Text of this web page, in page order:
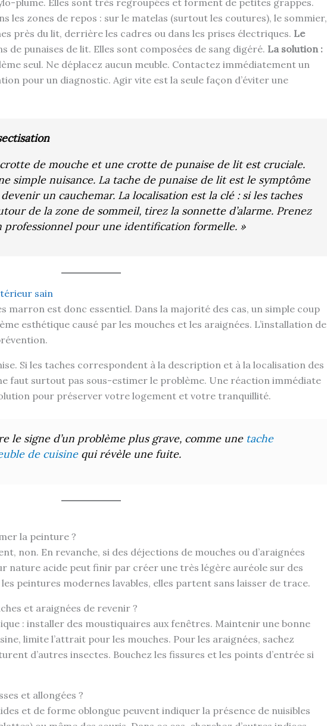
les zones de repos : sur le matelas (surtout les coutures), le sommier,
près du lit, derrière les cadres ou dans les prises électriques. Le
de punaises de lit. Elles sont composées de sang digéré. La solution :
seul. Ne déplacez aucun meuble. Contactez immédiatement un
pour un diagnostic. Agir vite est la seule façon d’éviter une
de mouche et une crotte de punaise de lit est cruciale.
simple nuisance. La tache de punaise de lit est le symptôme
un cauchemar. La localisation est la clé : si les taches
de la zone de sommeil, tirez la sonnette d’alarme. Prenez
professionnel pour une identification formelle. »
sain
marron est donc essentiel. Dans la majorité des cas, un simple coup
esthétique causé par les mouches et les araignées. L’installation de
Si les taches correspondent à la description et à la localisation des
faut surtout pas sous-estimer le problème. Une réaction immédiate
pour préserver votre logement et votre tranquillité.
le signe d’un problème plus grave, comme une tache
de cuisinequi révèle une fuite.
la peinture ?
non. En revanche, si des déjections de mouches ou d’araignées
nature acide peut finir par créer une très légère auréole sur des
peintures modernes lavables, elles partent sans laisser de trace.
et araignées de revenir ?
: installer des moustiquaires aux fenêtres. Maintenir une bonne
limite l’attrait pour les mouches. Pour les araignées, sachez
d’autres insectes. Bouchez les fissures et les points d’entrée si
et allongées ?
et de forme oblongue peuvent indiquer la présence de nuisibles